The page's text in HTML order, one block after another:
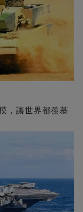
，讓世界都羨慕